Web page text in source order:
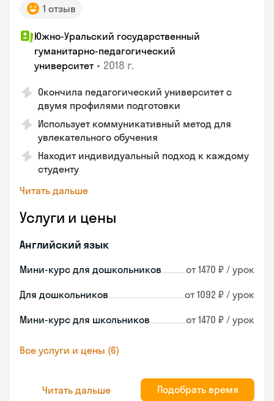
1 отзыв
Южно-Уральский государственный
гуманитарно-педагогический
университет • 2018 г.
Окончила педагогический университет с
двумя профилями подготовки
Использует коммуникативный метод для
увлекательного обучения
Находит индивидуальный подход к каждому
студенту
Читать дальше
Услуги и цены
Английский язык
Мини-курс для дошкольников от 1470 ₽ / урок
Для дошкольников от 1092 ₽ / урок
Мини-курс для школьников от 1470 ₽ / урок
Все услуги и цены (6)
Читать дальше Подобрать время